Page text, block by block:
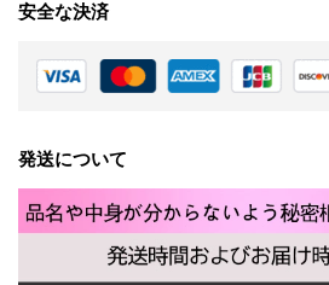
安全な決済
発送について